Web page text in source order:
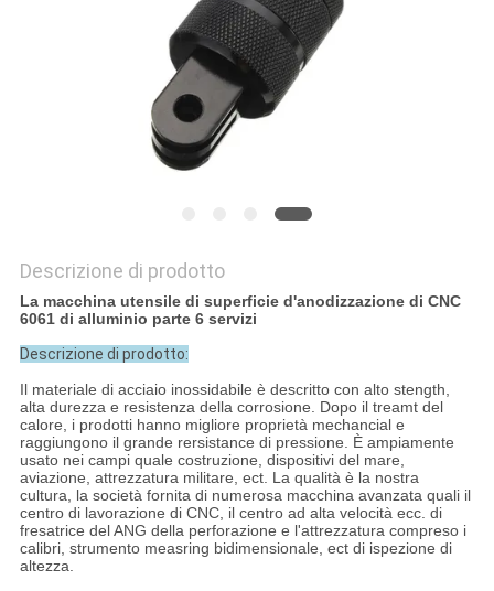
Descrizione di prodotto
La macchina utensile di superficie d'anodizzazione di CNC
6061 di alluminio parte 6 servizi
Descrizione di prodotto:
Il materiale di acciaio inossidabile è descritto con alto stength,
alta durezza e resistenza della corrosione. Dopo il treamt del
calore, i prodotti hanno migliore proprietà mechancial e
raggiungono il grande rersistance di pressione. È ampiamente
usato nei campi quale costruzione, dispositivi del mare,
aviazione, attrezzatura militare, ect. La qualità è la nostra
cultura, la società fornita di numerosa macchina avanzata quali il
centro di lavorazione di CNC, il centro ad alta velocità ecc. di
fresatrice del ANG della perforazione e l'attrezzatura compreso i
calibri, strumento measring bidimensionale, ect di ispezione di
altezza.